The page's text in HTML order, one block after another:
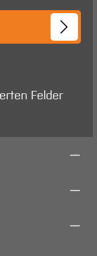
Felder